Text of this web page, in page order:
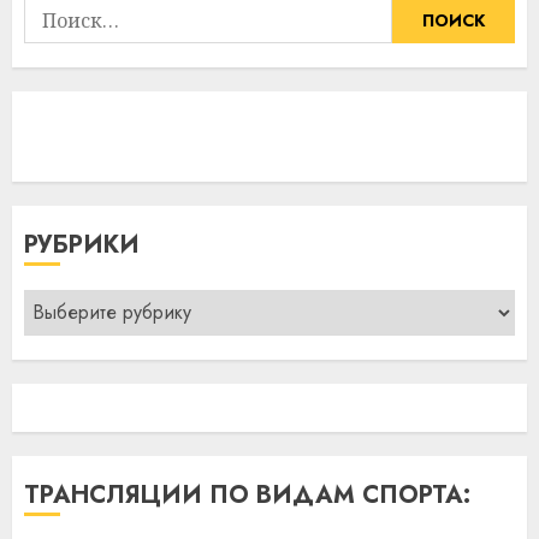
Найти:
РУБРИКИ
Рубрики
ТРАНСЛЯЦИИ ПО ВИДАМ СПОРТА: